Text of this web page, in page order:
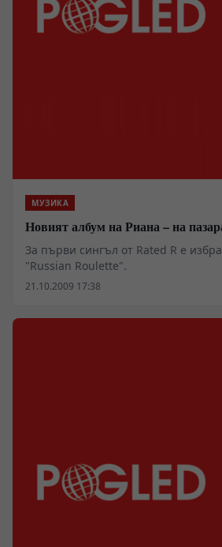
МУЗИКА
Новият албум на Риана – на
За първи сингъл от Rated R е
"Russian Roulette".
21.10.2009 17:38